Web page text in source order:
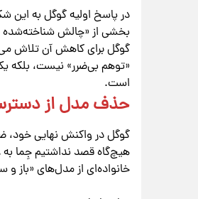
در پاسخ اولیه گوگل به این
گوگل برای کاهش آن تلاش
«توهم بی‌ضرر» نیست،
است.
حذف مدل از
گوگل در واکنش نهایی خود،
هیچ‌گاه قصد نداشتیم جِما به
خانواده‌ای از مدل‌های «باز